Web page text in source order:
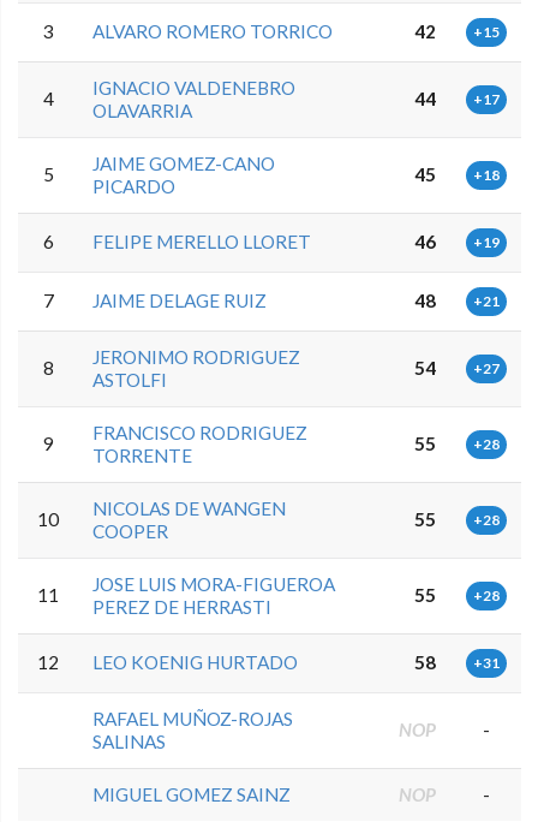
3 ALVARO ROMERO TORRICO 42 +15
4
IGNACIO VALDENEBRO
OLAVARRIA
44 +17
5
JAIME GOMEZ-CANO
PICARDO
45 +18
6 FELIPE MERELLO LLORET 46 +19
7 JAIME DELAGE RUIZ 48 +21
8
JERONIMO RODRIGUEZ
ASTOLFI
54 +27
9
FRANCISCO RODRIGUEZ
TORRENTE
55 +28
10
NICOLAS DE WANGEN
COOPER
55 +28
11
JOSE LUIS MORA-FIGUEROA
PEREZ DE HERRASTI
55 +28
12 LEO KOENIG HURTADO 58 +31
RAFAEL MUÑOZ-ROJAS
SALINAS
NOP -
MIGUEL GOMEZ SAINZ NOP -